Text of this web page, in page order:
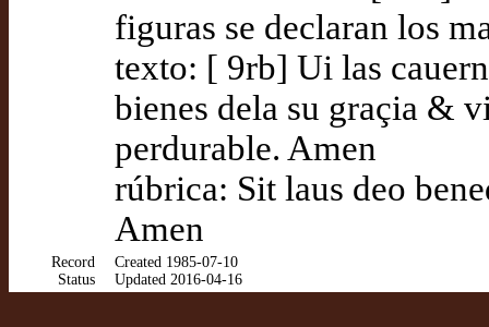
figuras se declaran los
texto: [ 9rb] Ui las
bienes dela su graçia &
perdurable. Amen
rúbrica: Sit laus deo
Amen
Record
Status
Created 1985-07-10
Updated 2016-04-16